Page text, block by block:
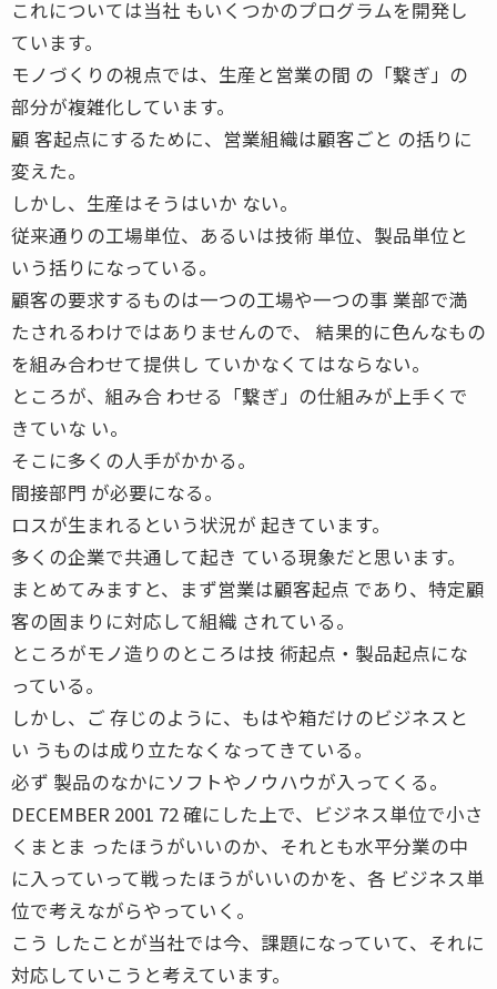
これについては当社 もいくつかのプログラムを開発し
ています。
モノづくりの視点では、生産と営業の間 の「繋ぎ」の
部分が複雑化しています。
顧 客起点にするために、営業組織は顧客ごと の括りに
変えた。
しかし、生産はそうはいか ない。
従来通りの工場単位、あるいは技術 単位、製品単位と
いう括りになっている。
顧客の要求するものは一つの工場や一つの事 業部で満
たされるわけではありませんので、 結果的に色んなもの
を組み合わせて提供し ていかなくてはならない。
ところが、組み合 わせる「繋ぎ」の仕組みが上手くで
きていな い。
そこに多くの人手がかかる。
間接部門 が必要になる。
ロスが生まれるという状況が 起きています。
多くの企業で共通して起き ている現象だと思います。
まとめてみますと、まず営業は顧客起点 であり、特定顧
客の固まりに対応して組織 されている。
ところがモノ造りのところは技 術起点・製品起点にな
っている。
しかし、ご 存じのように、もはや箱だけのビジネスと
い うものは成り立たなくなってきている。
必ず 製品のなかにソフトやノウハウが入ってくる。
DECEMBER 2001 72 確にした上で、ビジネス単位で小さ
くまとま ったほうがいいのか、それとも水平分業の中
に入っていって戦ったほうがいいのかを、各 ビジネス単
位で考えながらやっていく。
こう したことが当社では今、課題になっていて、それに
対応していこうと考えています。